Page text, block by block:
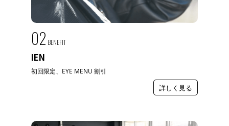
02 BENEFIT
IEN
初回限定、EYE MENU 割引
詳しく見る